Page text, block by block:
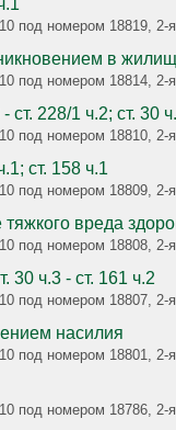
под номером
в
под номером
ст. 228/1 ч.2; ст. 30
под номером 18810,
ст. 158 ч.1
под номером
вреда
под номером
30 ч.3 - ст. 161 ч.2
под номером
насилия
под номером
под номером